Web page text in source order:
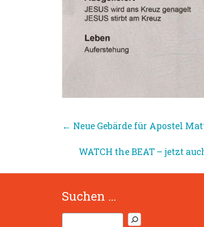
← Neue Gebärde für Apostel
WATCH the BEAT – jetzt
Suchen …